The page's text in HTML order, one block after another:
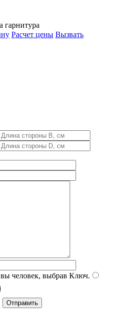
гарнитура
Расчет цены Вызвать
человек, выбрав Ключ.